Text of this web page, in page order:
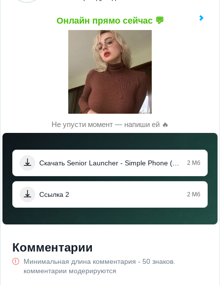
Онлайн прямо сейчас 💬
Не упусти момент — напиши ей 🔥
2 Мб
Ссылка 2 2 Мб
Комментарии
Минимальная длина комментария - 50 знаков.
комментарии модерируются